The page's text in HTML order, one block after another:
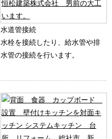
水道管接続
水栓を接続したり、給水管や排
水管の接続を行います。